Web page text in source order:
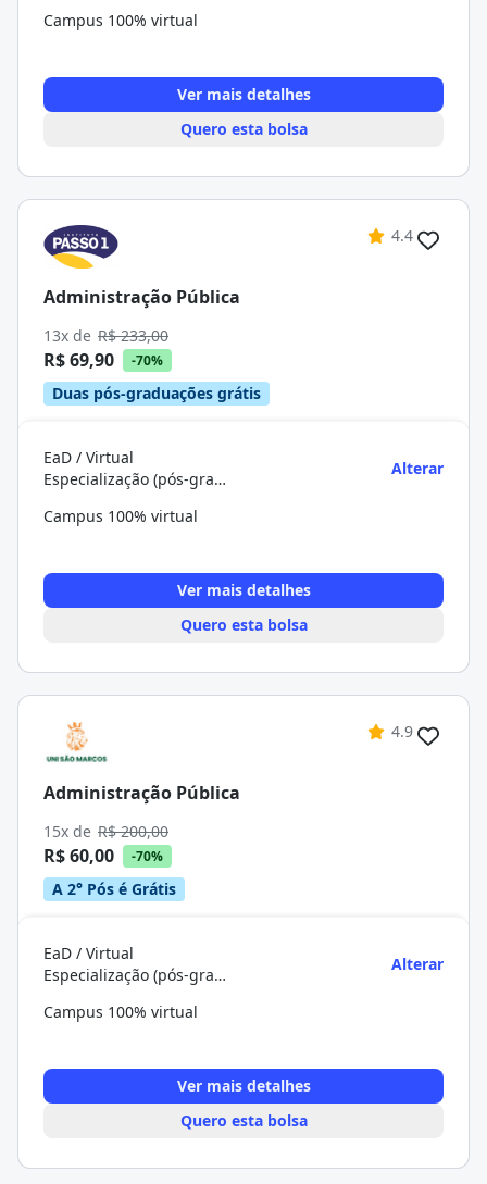
Campus 100% virtual
Ver mais detalhes
Quero esta bolsa
4.4
Administração Pública
13x de R$ 233,00
R$ 69,90 -70%
Duas pós-graduações grátis
EaD / Virtual
Especialização (pós-graduação)
Alterar
Campus 100% virtual
Ver mais detalhes
Quero esta bolsa
4.9
Administração Pública
15x de R$ 200,00
R$ 60,00 -70%
A 2° Pós é Grátis
EaD / Virtual
Especialização (pós-graduação)
Alterar
Campus 100% virtual
Ver mais detalhes
Quero esta bolsa